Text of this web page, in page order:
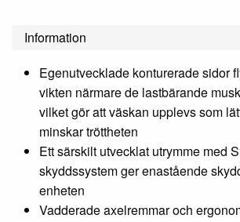
Information
Egenutvecklade konturerade sidor
vikten närmare de lastbärande
vilket gör att väskan upplevs som
minskar tröttheten
Ett särskilt utvecklat utrymme med
skyddssystem ger enastående
enheten
Vadderade axelremmar och